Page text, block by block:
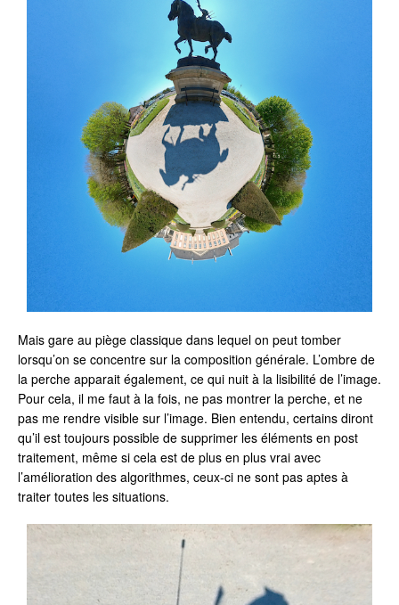
Mais gare au piège classique dans lequel on peut tomber
lorsqu’on se concentre sur la composition générale. L’ombre de
la perche apparait également, ce qui nuit à la lisibilité de l’image.
Pour cela, il me faut à la fois, ne pas montrer la perche, et ne
pas me rendre visible sur l’image. Bien entendu, certains diront
qu’il est toujours possible de supprimer les éléments en post
traitement, même si cela est de plus en plus vrai avec
l’amélioration des algorithmes, ceux-ci ne sont pas aptes à
traiter toutes les situations.